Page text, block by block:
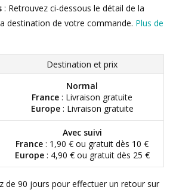
: Retrouvez ci-dessous le détail de la
destination de votre commande. Plus de
Destination et prix
Normal
France : Livraison gratuite
Europe: Livraison gratuite
Avec suivi
France : 1,90 € ou gratuit dès 10 €
Europe: 4,90 € ou gratuit dès 25 €
de 90 jours pour effectuer un retour sur